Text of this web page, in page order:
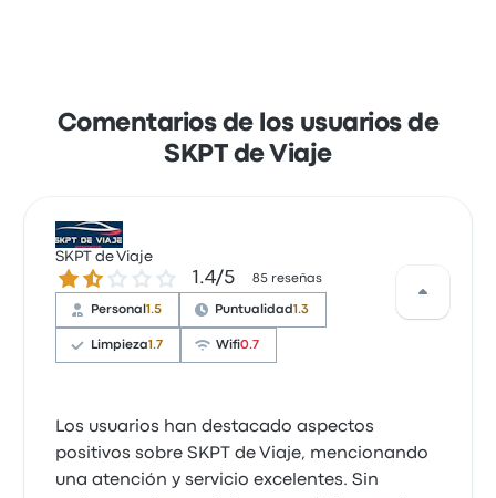
Comentarios de los usuarios de
SKPT de Viaje
SKPT de Viaje
1.4 de 5 estrellas 1.4/5 85 reseñas
Personal1.5 Puntualidad1.3
Limpieza1.7 Wifi0.7
Los usuarios han destacado aspectos
positivos sobre SKPT de Viaje, mencionando
una atención y servicio excelentes. Sin